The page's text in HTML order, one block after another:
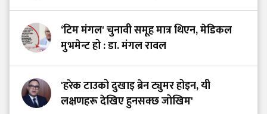
‘टिम मंगल' चुनावी समूह मात्र थिएन, मेडिकल
मुभमेन्ट हो : डा. मंगल रावल
'हरेक टाउको दुखाइ ब्रेन ट्युमर होइन, यी
लक्षणहरू देखिए हुनसक्छ जोखिम'